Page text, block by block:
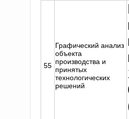
55
Графический анализ
объекта
производства и
принятых
технологических
решений